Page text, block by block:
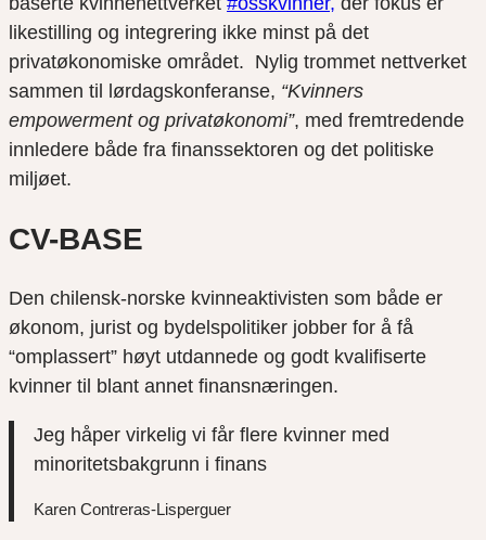
likestilling og integrering ikke minst på det
privatøkonomiske området. Nylig trommet nettverket
sammen til lørdagskonferanse, “Kvinners
empowerment og privatøkonomi”, med fremtredende
innledere både fra finanssektoren og det politiske
miljøet.
CV-BASE
Den chilensk-norske kvinneaktivisten som både er
økonom, jurist og bydelspolitiker jobber for å få
“omplassert” høyt utdannede og godt kvalifiserte
kvinner til blant annet finansnæringen.
Jeg håper virkelig vi får flere kvinner med
minoritetsbakgrunn i finans
Karen Contreras-Lisperguer